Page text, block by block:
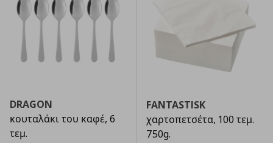
DRAGON
κουταλάκι του καφέ, 6
τεμ.
FANTASTISK
χαρτοπετσέτα, 100 τεμ.
750g.